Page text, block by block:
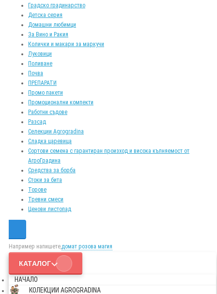
Градско градинарство
Детска серия
Домашни любимци
За Вино и Ракия
Колички и макари за маркучи
Луковици
Поливане
Почва
ПРЕПАРАТИ
Промо пакети
Промоционални компекти
Работни съдове
Разсад
Селекции Agrogradina
Сладка царевица
Сортови семена с гарантиран произход и висока кълняемост от
АгроГрадина
Средства за борба
Стоки за бита
Торове
Тревни смеси
Ценови листопад
Например напишете,домат розова магия
КАТАЛОГ
НАЧАЛО
КОЛЕКЦИИ AGROGRADINA